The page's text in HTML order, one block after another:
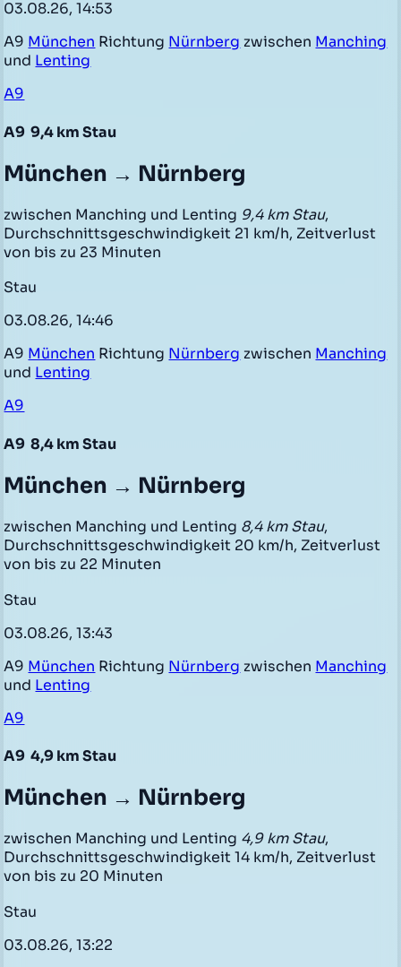
03.08.26, 14:53
A9 München Richtung Nürnberg zwischen Manching
und Lenting
A9
A9 9,4 km Stau
München → Nürnberg
zwischen Manching und Lenting 9,4 km Stau,
Durchschnittsgeschwindigkeit 21 km/h, Zeitverlust
von bis zu 23 Minuten
Stau
03.08.26, 14:46
A9 München Richtung Nürnberg zwischen Manching
und Lenting
A9
A9 8,4 km Stau
München → Nürnberg
zwischen Manching und Lenting 8,4 km Stau,
Durchschnittsgeschwindigkeit 20 km/h, Zeitverlust
von bis zu 22 Minuten
Stau
03.08.26, 13:43
A9 München Richtung Nürnberg zwischen Manching
und Lenting
A9
A9 4,9 km Stau
München → Nürnberg
zwischen Manching und Lenting 4,9 km Stau,
Durchschnittsgeschwindigkeit 14 km/h, Zeitverlust
von bis zu 20 Minuten
Stau
03.08.26, 13:22